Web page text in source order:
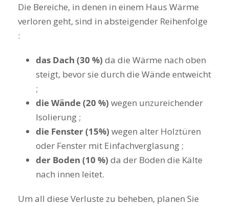
Die Bereiche, in denen in einem Haus Wärme
verloren geht, sind in absteigender Reihenfolge
:
das Dach (30 %) da die Wärme nach oben
steigt, bevor sie durch die Wände entweicht
;
die Wände (20 %) wegen unzureichender
Isolierung ;
die Fenster (15%) wegen alter Holztüren
oder Fenster mit Einfachverglasung ;
der Boden (10 %) da der Boden die Kälte
nach innen leitet.
Um all diese Verluste zu beheben, planen Sie